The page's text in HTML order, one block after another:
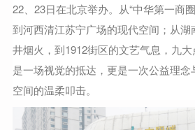
22、23日在北京举办。从“中华第一商
到河西清江苏宁广场的现代空间；从
井烟火，到1912街区的文艺气息，九
是一场视觉的抵达，更是一次公益理
空间的温柔叩击。